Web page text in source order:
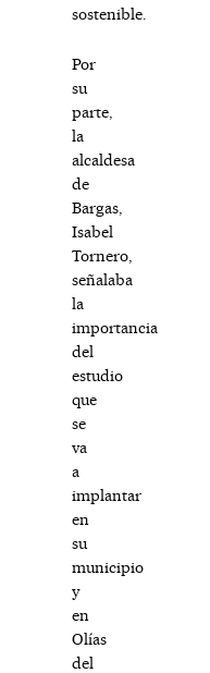
sostenible.
Por
su
parte,
la
alcaldesa
de
Bargas,
Isabel
Tornero,
señalaba
la
importancia
del
estudio
que
se
va
a
implantar
en
su
municipio
y
en
Olías
del